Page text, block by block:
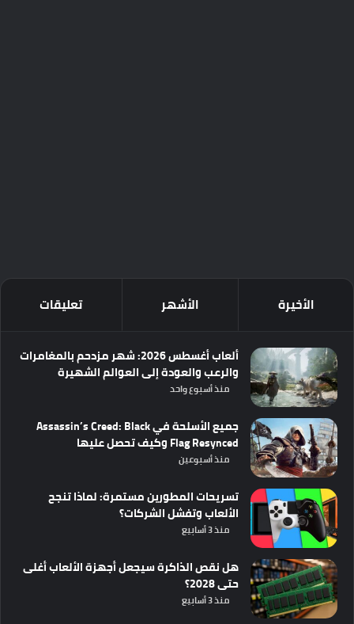
الأخيرة الأشهر تعليقات
ألعاب أغسطس 2026: شهر مزدحم بالمغامرات
والرعب والعودة إلى العوالم الشهيرة
منذ أسبوع واحد
جميع الأسلحة في Assassin’s Creed: Black
Flag Resynced وكيف تحصل عليها
منذ أسبوعين
تسريحات المطورين مستمرة: لماذا تنجح
الألعاب وتفشل الشركات؟
منذ 3 أسابيع
هل نقص الذاكرة سيجعل أجهزة الألعاب أغلى
حتى 2028؟
منذ 3 أسابيع